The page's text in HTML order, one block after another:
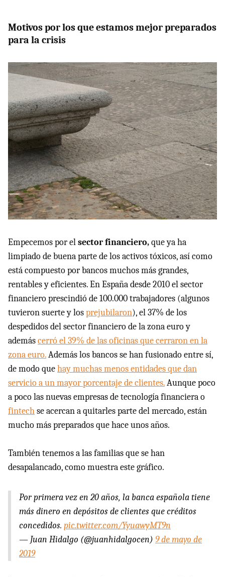
Motivos por los que estamos mejor preparados
para la crisis
Empecemos por elsector financiero,que ya ha
limpiado de buena parte de los activos tóxicos, así como
está compuesto por bancos muchos más grandes,
rentables y eficientes. En España desde 2010 el sector
financiero prescindió de 100.000 trabajadores (algunos
tuvieron suerte y losprejubilaron), el 37% de los
despedidos del sector financiero de la zona euro y
ademáscerró el 39% de las oficinas que cerraron en la
zona euro.Además los bancos se han fusionado entre sí,
de modo quehay muchas menos entidades que dan
servicio a un mayor porcentaje de clientes.Aunque poco
a poco las nuevas empresas de tecnología financiera o
fintechse acercan a quitarles parte del mercado, están
mucho más preparados que hace unos años.
También tenemos a las familias que se han
desapalancado, como muestra este gráfico.
Por primera vez en 20 años, la banca española tiene
más dinero en depósitos de clientes que créditos
concedidos. pic.twitter.com/YyuawyMT9n
— Juan Hidalgo (@juanhidalgocen) 9 de mayo de
2019